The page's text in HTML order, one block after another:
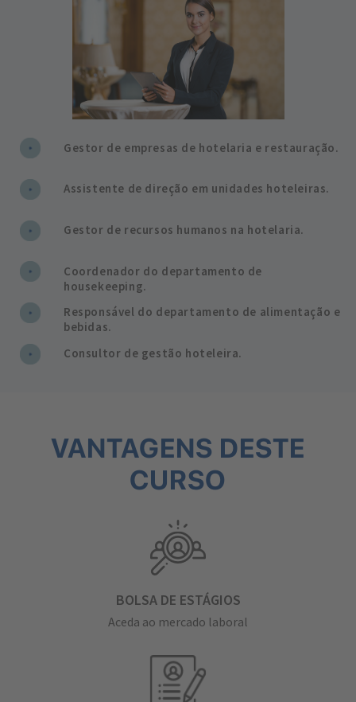
Gestor de empresas de hotelaria e restauração.
Assistente de direção em unidades hoteleiras.
Gestor de recursos humanos na hotelaria.
Coordenador do departamento de
housekeeping.
Responsável do departamento de alimentação e
bebidas.
Consultor de gestão hoteleira.
VANTAGENS DESTE
CURSO
BOLSA DE ESTÁGIOS
Aceda ao mercado laboral